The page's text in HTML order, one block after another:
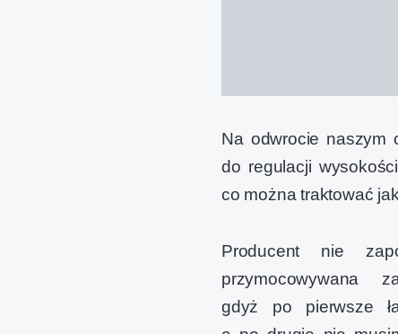
Na odwrocie naszym
do regulacji
co można traktować
Producent nie
gdyż po pierwsze